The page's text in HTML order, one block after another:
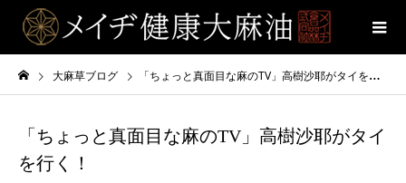
大麻草ブログ 「ちょっと真面目な麻のTV」高樹沙耶がタイを行く！
「ちょっと真面目な麻のTV」高樹沙耶がタイ
を行く！